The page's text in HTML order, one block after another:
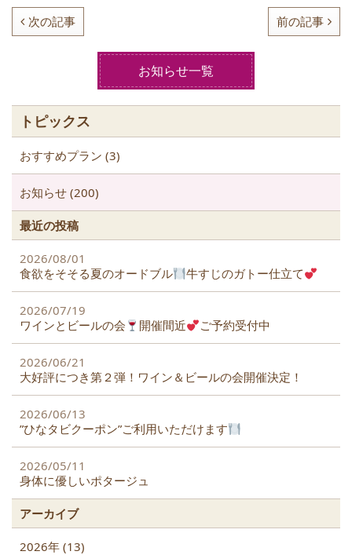
c
e
o
k
itt
er
次の記事 前の記事
お知らせ一覧
トピックス
おすすめプラン (3)
お知らせ (200)
最近の投稿
2026/08/01
食欲をそそる夏のオードブル
牛すじのガトー仕立て
2026/07/19
ワインとビールの会
開催間近 ご予約受付中
2026/06/21
大好評につき第２弾！ワイン＆ビールの会開催決定！
2026/06/13
”ひなタビクーポン”ご利用いただけます
2026/05/11
身体に優しいポタージュ
アーカイブ
2026年 (13)